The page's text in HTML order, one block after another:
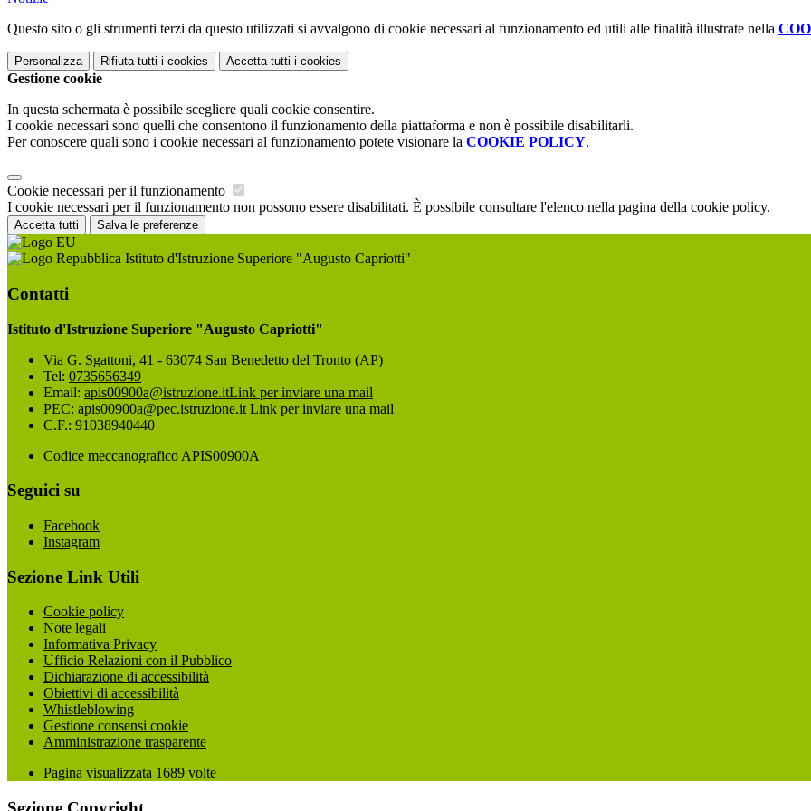
Questo sito o gli strumenti terzi da questo utilizzati si avvalgono di cookie necessari al funzionamento ed utili alle finalità illustrate nella
Personalizza Rifiuta tutti i cookies Accetta tutti i cookies
Gestione cookie
In questa schermata è possibile scegliere quali cookie consentire.
I cookie necessari sono quelli che consentono il funzionamento della piattaforma e non è possibile disabilitarli.
Per conoscere quali sono i cookie necessari al funzionamento potete visionare la COOKIE POLICY.
Cookie necessari per il funzionamento
I cookie necessari per il funzionamento non possono essere disabilitati. È possibile consultare l'elenco nella pagina della cookie policy.
Accetta tutti Salva le preferenze
Istituto d'Istruzione Superiore "Augusto Capriotti"
Contatti
Istituto d'Istruzione Superiore "Augusto Capriotti"
Via G. Sgattoni, 41 - 63074 San Benedetto del Tronto (AP)
Tel: 0735656349
Email: apis00900a@istruzione.itLink per inviare una mail
PEC: apis00900a@pec.istruzione.it Link per inviare una mail
C.F.: 91038940440
Codice meccanografico APIS00900A
Seguici su
Facebook
Instagram
Sezione Link Utili
Cookie policy
Note legali
Informativa Privacy
Ufficio Relazioni con il Pubblico
Dichiarazione di accessibilità
Obiettivi di accessibilità
Whistleblowing
Gestione consensi cookie
Amministrazione trasparente
Pagina visualizzata 1689 volte